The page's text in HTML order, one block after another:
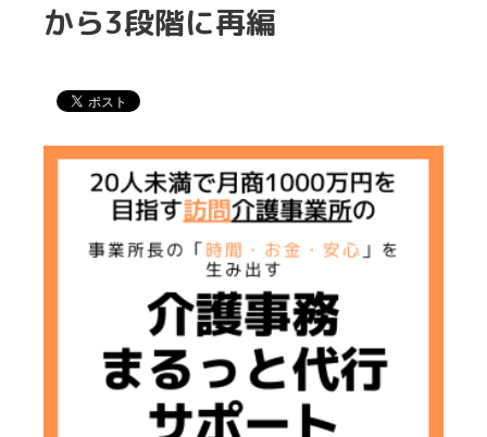
から3段階に再編